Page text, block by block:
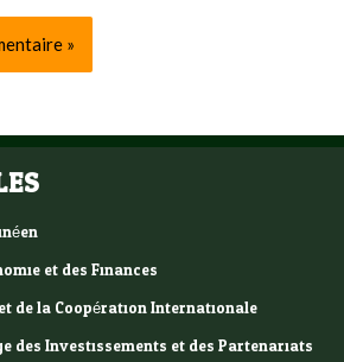
et des Finances
de la Coopération Internationale
des Investissements et des Partenariats